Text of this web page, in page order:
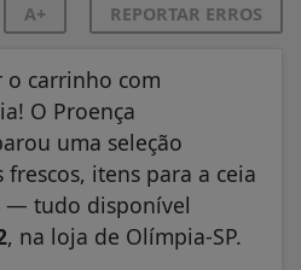
A+ REPORTAR ERROS
o carrinho com
O Proença
uma seleção
itens para a ceia
— tudo disponível
, na loja de Olímpia-SP.